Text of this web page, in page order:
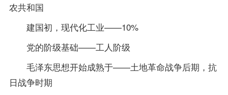
农共和国
建国初，现代化工业——10%
党的阶级基础——工人阶级
毛泽东思想开始成熟于——土地革命战争后期，抗
日战争时期